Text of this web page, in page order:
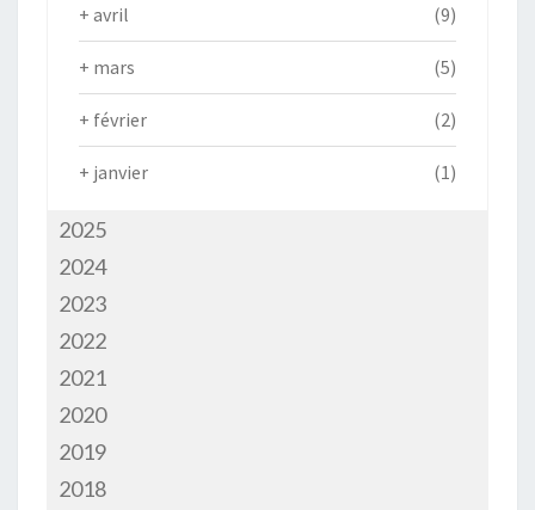
+ avril (9)
+ mars (5)
+ février (2)
+ janvier (1)
2025
2024
2023
2022
2021
2020
2019
2018